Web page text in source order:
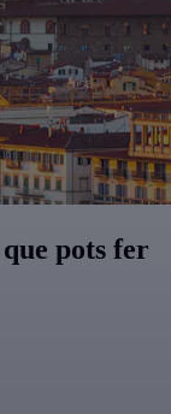
pots fer